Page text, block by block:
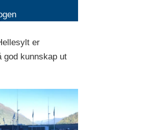
er
god kunnskap ut